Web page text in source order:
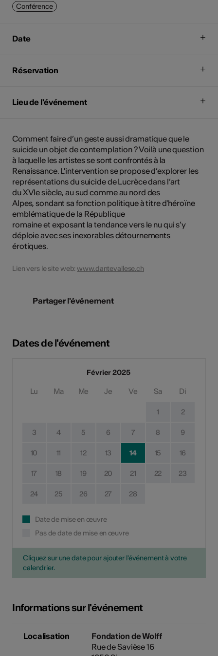
Conférence
Date
Réservation
Lieu de l'événement
Comment faire d’un geste aussi dramatique que le
suicide un objet de contemplation ? Voilà une question
à laquelle les artistes se sont confrontés à la
Renaissance. L'intervention se propose d’explorer les
représentations du suicide de Lucrèce dans l’art
du XVIe siècle, au sud comme au nord des
Alpes, sondant sa fonction politique à titre d'héroïne
emblématique de la République
romaine et exposant la tendance vers le nu qui s’y
déploie avec ses inexorables détournements
érotiques.
Lien vers le site web:www.dantevallese.ch
Partager l'événement
Dates de l'événement
Février 2025
Lu Ma Me Je Ve Sa Di
1 2
3 4 5 6 7 8 9
10 11 12 13 14 15 16
17 18 19 20 21 22 23
24 25 26 27 28
Date de mise en œuvre
Pas de date de mise en œuvre
Cliquez sur une date pour ajouter l'événement à votre
calendrier.
Informations sur l'événement
Localisation
Fondation de Wolff
Rue de Savièse 16